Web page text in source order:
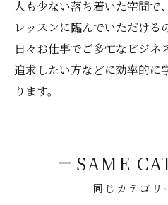
人も少ない落ち着いた空間で
レッスンに臨んでいただける
日々お仕事でご多忙なビジネ
追求したい方などに効率的に
ります。
同じカテゴリ
SAME